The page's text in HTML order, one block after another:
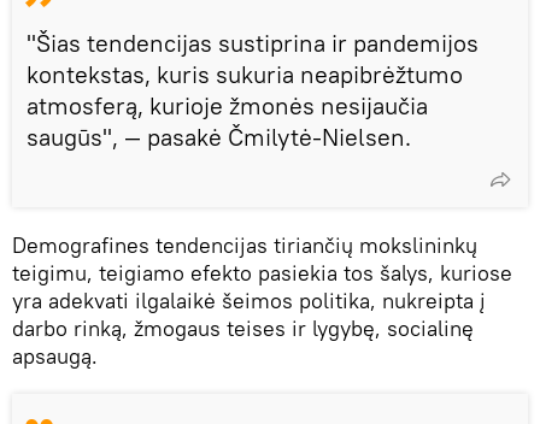
"Šias tendencijas sustiprina ir pandemijos
kontekstas, kuris sukuria neapibrėžtumo
atmosferą, kurioje žmonės nesijaučia
saugūs", — pasakė Čmilytė-Nielsen.
Demografines tendencijas tiriančių mokslininkų
teigimu, teigiamo efekto pasiekia tos šalys, kuriose
yra adekvati ilgalaikė šeimos politika, nukreipta į
darbo rinką, žmogaus teises ir lygybę, socialinę
apsaugą.